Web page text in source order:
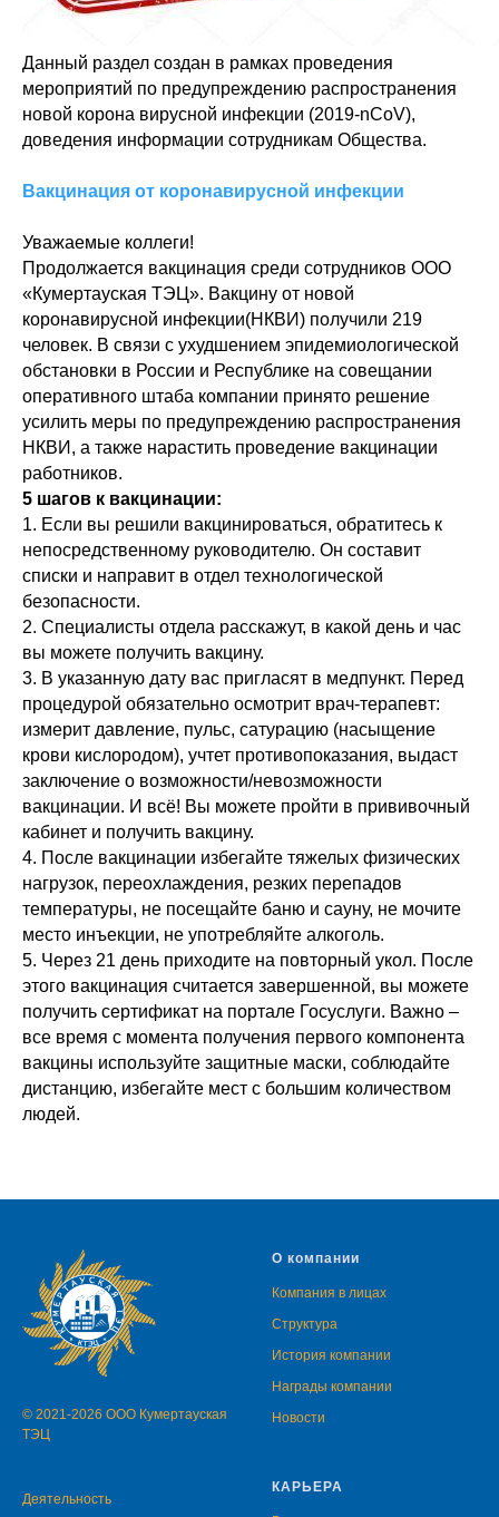
Данный раздел создан в рамках проведения
мероприятий по предупреждению распространения
новой корона вирусной инфекции (2019-nCoV),
доведения информации сотрудникам Общества.
Вакцинация от коронавирусной инфекции
Уважаемые коллеги!
Продолжается вакцинация среди сотрудников ООО
«Кумертауская ТЭЦ». Вакцину от новой
коронавирусной инфекции(НКВИ) получили 219
человек. В связи с ухудшением эпидемиологической
обстановки в России и Республике на совещании
оперативного штаба компании принято решение
усилить меры по предупреждению распространения
НКВИ, а также нарастить проведение вакцинации
работников.
5 шагов к вакцинации:
1. Если вы решили вакцинироваться, обратитесь к
непосредственному руководителю. Он составит
списки и направит в отдел технологической
безопасности.
2. Специалисты отдела расскажут, в какой день и час
вы можете получить вакцину.
3. В указанную дату вас пригласят в медпункт. Перед
процедурой обязательно осмотрит врач-терапевт:
измерит давление, пульс, сатурацию (насыщение
крови кислородом), учтет противопоказания, выдаст
заключение о возможности/невозможности
вакцинации. И всё! Вы можете пройти в прививочный
кабинет и получить вакцину.
4. После вакцинации избегайте тяжелых физических
нагрузок, переохлаждения, резких перепадов
температуры, не посещайте баню и сауну, не мочите
место инъекции, не употребляйте алкоголь.
5. Через 21 день приходите на повторный укол. После
этого вакцинация считается завершенной, вы можете
получить сертификат на портале Госуслуги. Важно –
все время с момента получения первого компонента
вакцины используйте защитные маски, соблюдайте
дистанцию, избегайте мест с большим количеством
людей.
© 2021-2026 ООО Кумертауская
ТЭЦ
О компании
Компания в лицах
Структура
История компании
Награды компании
Новости
Деятельность
КАРЬЕРА